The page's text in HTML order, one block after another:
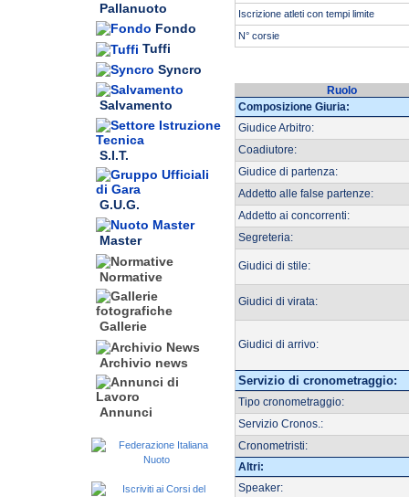
Pallanuoto
Fondo
Tuffi
Syncro
Salvamento
S.I.T.
G.U.G.
Master
Normative
Gallerie
Archivio news
Annunci
Iscrizione atleti con tempi limite
N° corsie
Ruolo
Composizione Giuria:
Giudice Arbitro:
Coadiutore:
Giudice di partenza:
Addetto alle false partenze:
Addetto ai concorrenti:
Segreteria:
Giudici di stile:
Giudici di virata:
Giudici di arrivo:
Servizio di cronometraggio:
Tipo cronometraggio:
Servizio Cronos.:
Cronometristi:
Altri:
Speaker: